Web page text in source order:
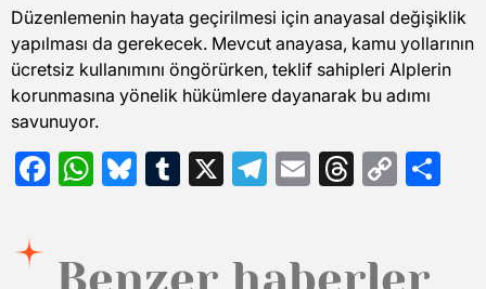
Düzenlemenin hayata geçirilmesi için anayasal değişiklik
yapılması da gerekecek. Mevcut anayasa, kamu yollarının
ücretsiz kullanımını öngörürken, teklif sahipleri Alplerin
korunmasına yönelik hükümlere dayanarak bu adımı
savunuyor.
Facebook
WhatsApp
Bluesky
Tumblr
X Telegram
EmailThreads
Copy